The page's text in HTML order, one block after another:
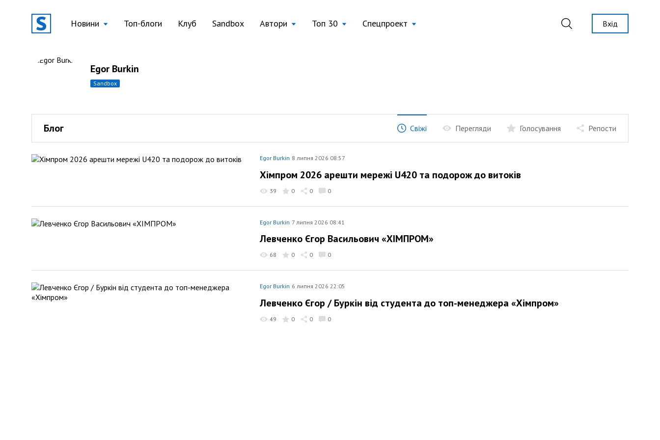
Новини Топ-блоги Клуб Sandbox Автори Топ 30 Спецпроект Вхід
Egor Burkin
sandbox
Блог Свіжі Перегляди Голосування Репости
Egor Burkin 8 липня 2026 08:57
Хімпром 2026 арешти мережі U420 та подорож до витоків
39 0 0 0
Egor Burkin 7 липня 2026 08:41
Левченко Єгор Васильович «ХІМПРОМ»
68 0 0 0
Egor Burkin 6 липня 2026 22:05
Левченко Єгор / Буркін від студента до топ-менеджера «Хімпром»
49 0 0 0